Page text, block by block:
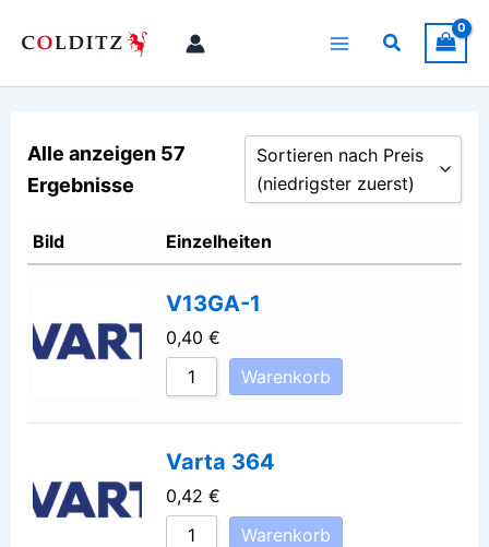
Inhalt
Suchen
Alle anzeigen 57
Ergebnisse
Sortieren nach Preis
(niedrigster zuerst)
Sortieren nach Preis (höchster
Bild Einzelheiten
V13GA-1
0,40 €
Warenkorb
Varta 364
0,42 €
Warenkorb